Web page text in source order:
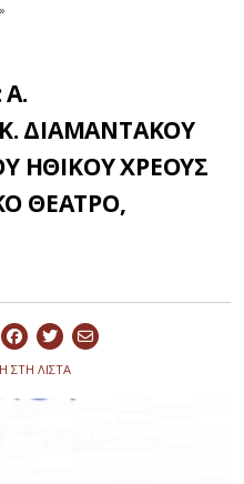
»
ΔΙΑΜΑΝΤΑΚΟΥ
ΗΘΙΚΟΥ ΧΡΕΟΥΣ
ΘΕΑΤΡΟ,
ΣΤΗ ΛΙΣΤΑ